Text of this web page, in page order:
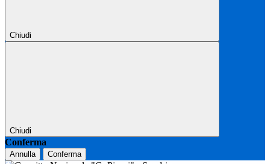
Chiudi
Chiudi
Conferma
Annulla Conferma